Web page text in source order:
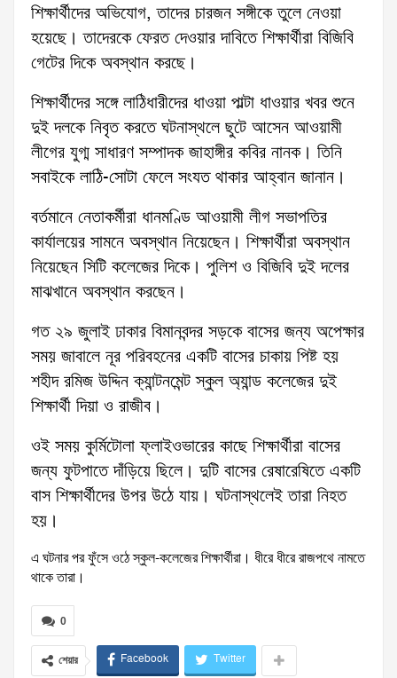
শিক্ষার্থীদের অভিযোগ, তাদের চারজন সঙ্গীকে তুলে নেওয়া
হয়েছে। তাদেরকে ফেরত দেওয়ার দাবিতে শিক্ষার্থীরা বিজিবি
গেটের দিকে অবস্থান করছে।
শিক্ষার্থীদের সঙ্গে লাঠিধারীদের ধাওয়া পাল্টা ধাওয়ার খবর শুনে
দুই দলকে নিবৃত করতে ঘটনাস্থলে ছুটে আসেন আওয়ামী
লীগের যুগ্ম সাধারণ সম্পাদক জাহাঙ্গীর কবির নানক। তিনি
সবাইকে লাঠি-সোটা ফেলে সংযত থাকার আহ্বান জানান।
বর্তমানে নেতাকর্মীরা ধানমণ্ডি আওয়ামী লীগ সভাপতির
কার্যালয়ের সামনে অবস্থান নিয়েছেন। শিক্ষার্থীরা অবস্থান
নিয়েছেন সিটি কলেজের দিকে। পুলিশ ও বিজিবি দুই দলের
মাঝখানে অবস্থান করছেন।
গত ২৯ জুলাই ঢাকার বিমানবন্দর সড়কে বাসের জন্য অপেক্ষার
সময় জাবালে নূর পরিবহনের একটি বাসের চাকায় পিষ্ট হয়
শহীদ রমিজ উদ্দিন ক্যান্টনমেন্ট স্কুল অ্যান্ড কলেজের দুই
শিক্ষার্থী দিয়া ও রাজীব।
ওই সময় কুর্মিটোলা ফ্লাইওভারের কাছে শিক্ষার্থীরা বাসের
জন্য ফুটপাতে দাঁড়িয়ে ছিলে। দুটি বাসের রেষারেষিতে একটি
বাস শিক্ষার্থীদের উপর উঠে যায়। ঘটনাস্থলেই তারা নিহত
হয়।
এ ঘটনার পর ফুঁসে ওঠে স্কুল-কলেজের শিক্ষার্থীরা। ধীরে ধীরে রাজপথে নামতে
থাকে তারা।
0
শেয়ার Facebook Twitter